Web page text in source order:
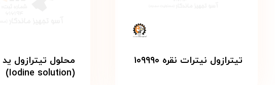
تیترازول نیترات نقره ۱۰۹۹۹۰
(Iodine solution)